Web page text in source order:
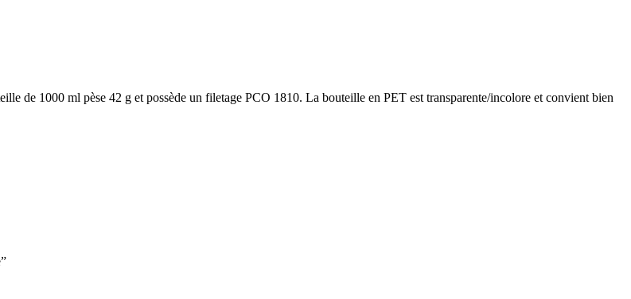
de 1000 ml pèse 42 g et possède un filetage PCO 1810. La bouteille en PET est transparente/incolore et convient bien